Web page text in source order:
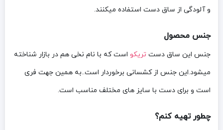
و آلودگی از ساق دست استفاده میکنند.
جنس محصول
جنس این ساق دست تریکو است که با نام نخی هم در بازار شناخته
میشود.این جنس از کشسانی برخوردار است..به همین جهت فری
است و برای دست با سایز های مختلف مناسب است.
چطور تهیه کنم؟